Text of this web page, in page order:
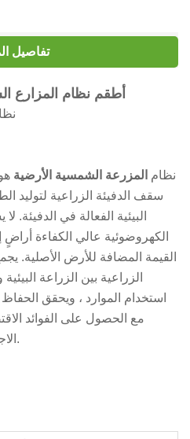
تفاصيل
أطقم نظام المزارع
نظام المزرعة الشمسية الأرضية
سقف الدفيئة الزراعية لتوليد
البيئية الفعالة في الدفيئة.
الكهروضوئية عالي الكفاءة
القيمة المضافة للأرض الأصلية.
الزراعية بين الزراعة
استخدام الموارد ، ويحقق
مع الحصول على الفوائد
الاجتماعية لتوليد الطاقة الخضراء.